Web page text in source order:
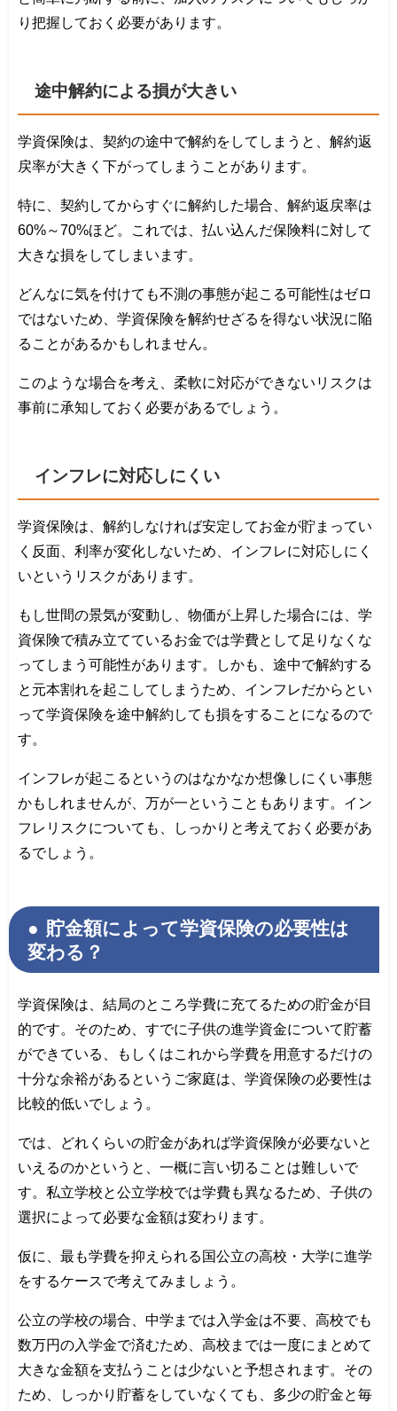
り把握しておく必要があります。
途中解約による損が大きい
学資保険は、契約の途中で解約をしてしまうと、解約返
戻率が大きく下がってしまうことがあります。
特に、契約してからすぐに解約した場合、解約返戻率は
60%～70%ほど。これでは、払い込んだ保険料に対して
大きな損をしてしまいます。
どんなに気を付けても不測の事態が起こる可能性はゼロ
ではないため、学資保険を解約せざるを得ない状況に陥
ることがあるかもしれません。
このような場合を考え、柔軟に対応ができないリスクは
事前に承知しておく必要があるでしょう。
インフレに対応しにくい
学資保険は、解約しなければ安定してお金が貯まってい
く反面、利率が変化しないため、インフレに対応しにく
いというリスクがあります。
もし世間の景気が変動し、物価が上昇した場合には、学
資保険で積み立てているお金では学費として足りなくな
ってしまう可能性があります。しかも、途中で解約する
と元本割れを起こしてしまうため、インフレだからとい
って学資保険を途中解約しても損をすることになるので
す。
インフレが起こるというのはなかなか想像しにくい事態
かもしれませんが、万が一ということもあります。イン
フレリスクについても、しっかりと考えておく必要があ
るでしょう。
貯金額によって学資保険の必要性は
変わる？
学資保険は、結局のところ学費に充てるための貯金が目
的です。そのため、すでに子供の進学資金について貯蓄
ができている、もしくはこれから学費を用意するだけの
十分な余裕があるというご家庭は、学資保険の必要性は
比較的低いでしょう。
では、どれくらいの貯金があれば学資保険が必要ないと
いえるのかというと、一概に言い切ることは難しいで
す。私立学校と公立学校では学費も異なるため、子供の
選択によって必要な金額は変わります。
仮に、最も学費を抑えられる国公立の高校・大学に進学
をするケースで考えてみましょう。
公立の学校の場合、中学までは入学金は不要、高校でも
数万円の入学金で済むため、高校までは一度にまとめて
大きな金額を支払うことは少ないと予想されます。その
ため、しっかり貯蓄をしていなくても、多少の貯金と毎